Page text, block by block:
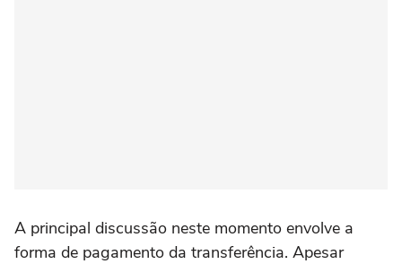
A principal discussão neste momento envolve a
forma de pagamento da transferência. Apesar